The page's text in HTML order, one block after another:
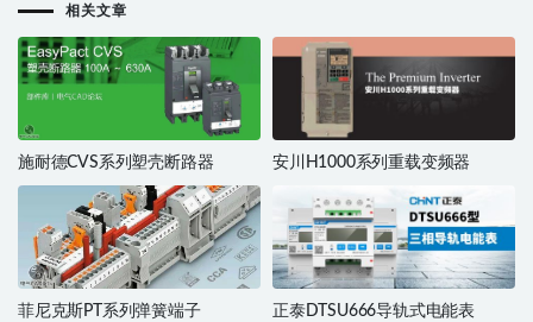
相关文章
施耐德CVS系列塑壳断路器 安川H1000系列重载变频器
菲尼克斯PT系列弹簧端子 正泰DTSU666导轨式电能表